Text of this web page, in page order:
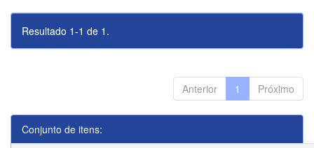
Resultado 1-1 de 1.
Anterior 1 Próximo
Conjunto de itens: